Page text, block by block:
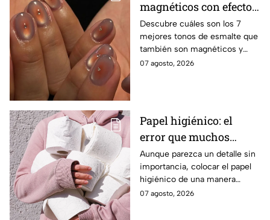
magnéticos con efecto
ojo de gato para lucir
manos elegantes
Descubre cuáles son los 7
mejores tonos de esmalte que
también son magnéticos y
sirven para realizar el efecto
07 agosto, 2026
Papel higiénico: el
error que muchos
cometen al colocarlo
Aunque parezca un detalle sin
importancia, colocar el papel
higiénico de una manera
específica puede favorecer la
07 agosto, 2026